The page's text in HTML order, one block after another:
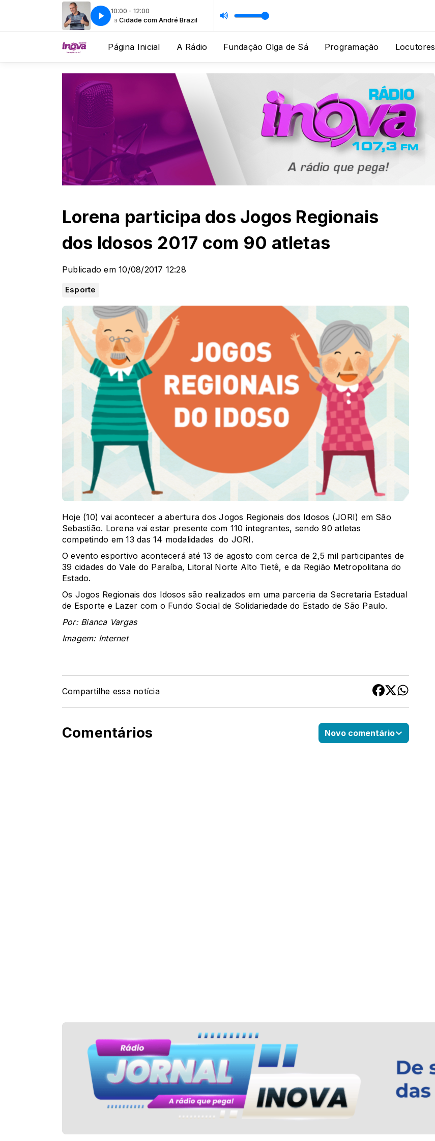
10:00 - 12:00
Bom Dia Cidade com André Brazil Bom Dia Cidade com André Brazil
Página Inicial A Rádio Fundação Olga de Sá Programação Locutores
Lorena participa dos Jogos Regionais
dos Idosos 2017 com 90 atletas
Publicado em 10/08/2017 12:28
Esporte
Hoje (10) vai acontecer a abertura dos Jogos Regionais dos Idosos (JORI) em São
Sebastião. Lorena vai estar presente com 110 integrantes, sendo 90 atletas
competindo em 13 das 14 modalidades do JORI.
O evento esportivo acontecerá até 13 de agosto com cerca de 2,5 mil participantes de
39 cidades do Vale do Paraíba, Litoral Norte Alto Tietê, e da Região Metropolitana do
Estado.
Os Jogos Regionais dos Idosos são realizados em uma parceria da Secretaria Estadual
de Esporte e Lazer com o Fundo Social de Solidariedade do Estado de São Paulo.
Por: Bianca Vargas
Imagem: Internet
Compartilhe essa notícia
Comentários Novo comentário